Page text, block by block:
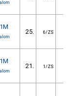
25. 6/ZS
21. 1/ZS